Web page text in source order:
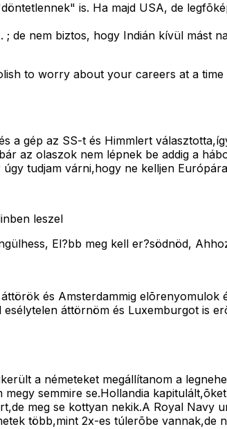
is. Ha majd USA, de
de nem biztos, hogy Indián kívül mást
to worry about your careers at a
a gép az SS-t és Himmlert
az olaszok nem lépnek be addig a
tudjam várni,hogy ne kelljen
leszel
El?bb meg kell er?södnöd,
és Amsterdammig
áttörnöm és Luxemburgot is
a németeket megállítanom a
semmire se.Hollandia
meg se kottyan nekik.A Royal Navy
több,mint 2x-es túlerõbe vannak,de